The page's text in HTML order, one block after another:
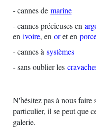
- cannes de marine
- cannes précieuses en a
en ivoire, en oret en
- cannes à systèmes
- sans oublier les
N'hésitez pas à nous faire
particulier, il se peut que
galerie.